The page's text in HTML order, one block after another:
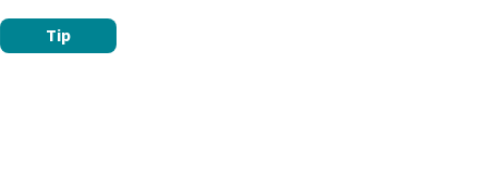
Tip